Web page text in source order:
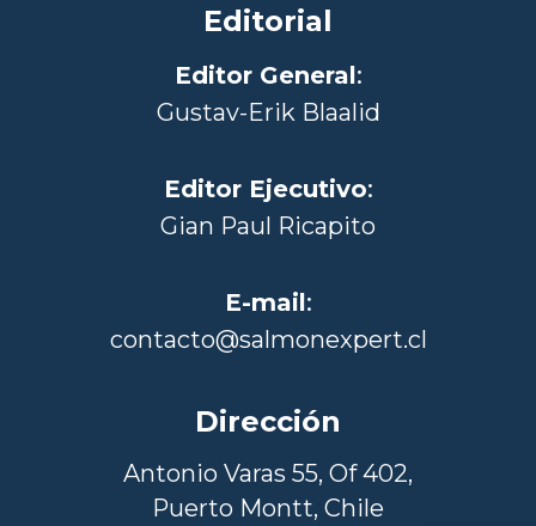
Editorial
Editor General:
Gustav-Erik Blaalid
Editor Ejecutivo:
Gian Paul Ricapito
E-mail:
contacto@salmonexpert.cl
Dirección
Antonio Varas 55, Of 402,
Puerto Montt, Chile